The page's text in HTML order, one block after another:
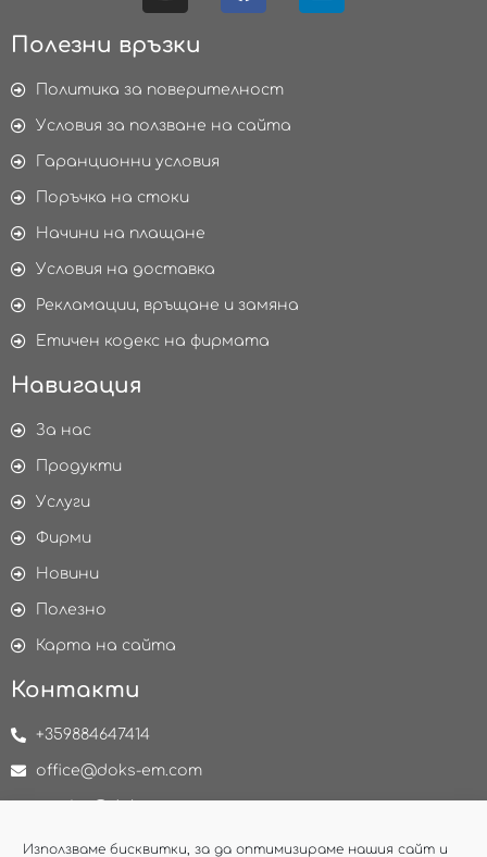
Използваме бисквитки, за да оптимизираме нашия сайт и
Полезни връзки
Политика за поверителност
Условия за ползване на сайта
Гаранционни условия
Поръчка на стоки
Начини на плащане
Условия на доставка
Рекламации, връщане и замяна
Етичен кодекс на фирмата
Навигация
За нас
Продукти
Услуги
Фирми
Новини
Полезно
Карта на сайта
Контакти
+359884647414
office@doks-em.com
delivery@doks-em.com